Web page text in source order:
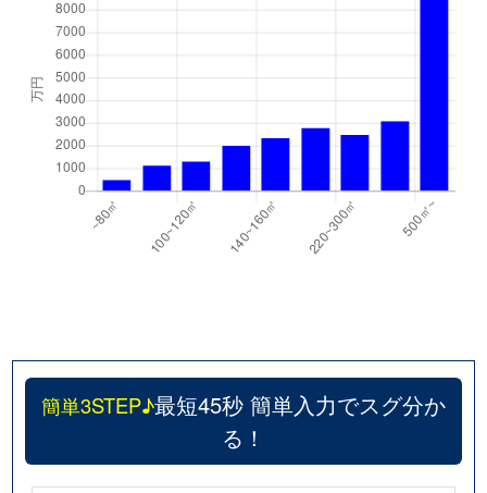
簡単3STEP♪最短45秒 簡単入力でスグ分か
る！